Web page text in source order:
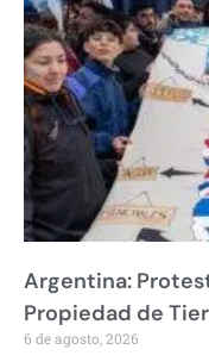
Argentina:
Propiedad de
6 de agosto, 2026